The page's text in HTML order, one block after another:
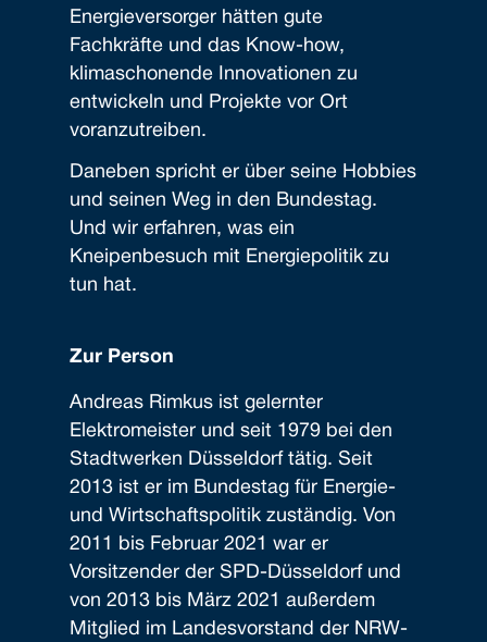
Energieversorger hätten gute
Fachkräfte und das Know-how,
klimaschonende Innovationen zu
entwickeln und Projekte vor Ort
voranzutreiben.
Daneben spricht er über seine Hobbies
und seinen Weg in den Bundestag.
Und wir erfahren, was ein
Kneipenbesuch mit Energiepolitik zu
tun hat.
Zur Person
Andreas Rimkus ist gelernter
Elektromeister und seit 1979 bei den
Stadtwerken Düsseldorf tätig. Seit
2013 ist er im Bundestag für Energie-
und Wirtschaftspolitik zuständig. Von
2011 bis Februar 2021 war er
Vorsitzender der SPD-Düsseldorf und
von 2013 bis März 2021 außerdem
Mitglied im Landesvorstand der NRW-